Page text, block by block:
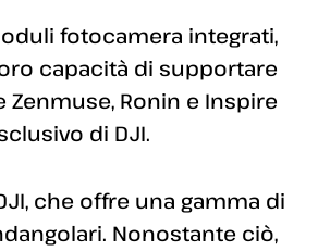
fotocamera integrati,
capacità di supportare
Ronin e Inspire
di DJI.
che offre una gamma di
Nonostante ciò,